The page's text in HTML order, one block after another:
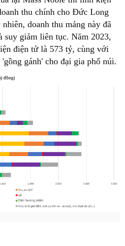
thu chính cho Đức Long
doanh thu mảng này đã
suy giảm liên tục. Năm 2023,
điện tử là 573 tỷ, cùng với
gánh' cho đại gia phố núi.